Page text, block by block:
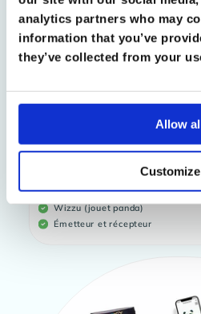
analytics partners who may
information that you’ve
they’ve collected from your
Allow
Customize
Dryly®Alarme pipi au lit
habituelpromotionnel
Sous-vêtements unis 2-pack
Fonction de vibration en option
Wizzu (jouet panda)
Émetteur et récepteur